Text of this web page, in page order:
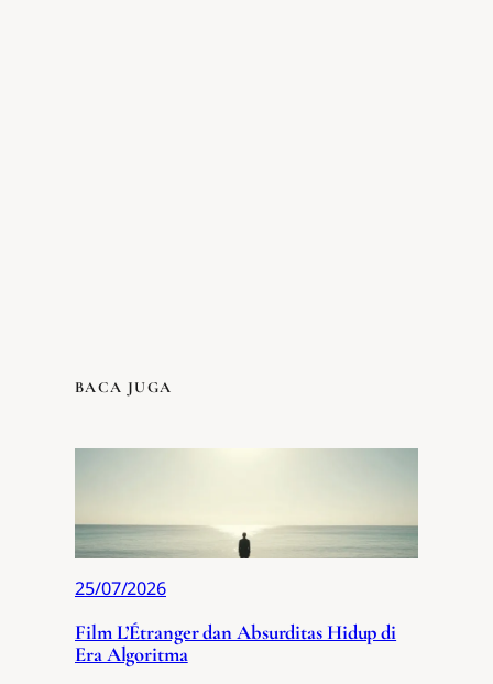
BACA JUGA
25/07/2026
Film L’Étranger dan Absurditas Hidup di
Era Algoritma